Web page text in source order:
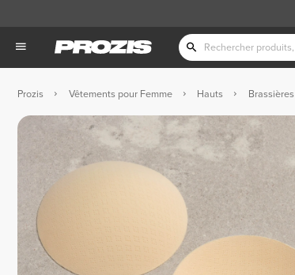
Prozis Vêtements pour Femme Hauts